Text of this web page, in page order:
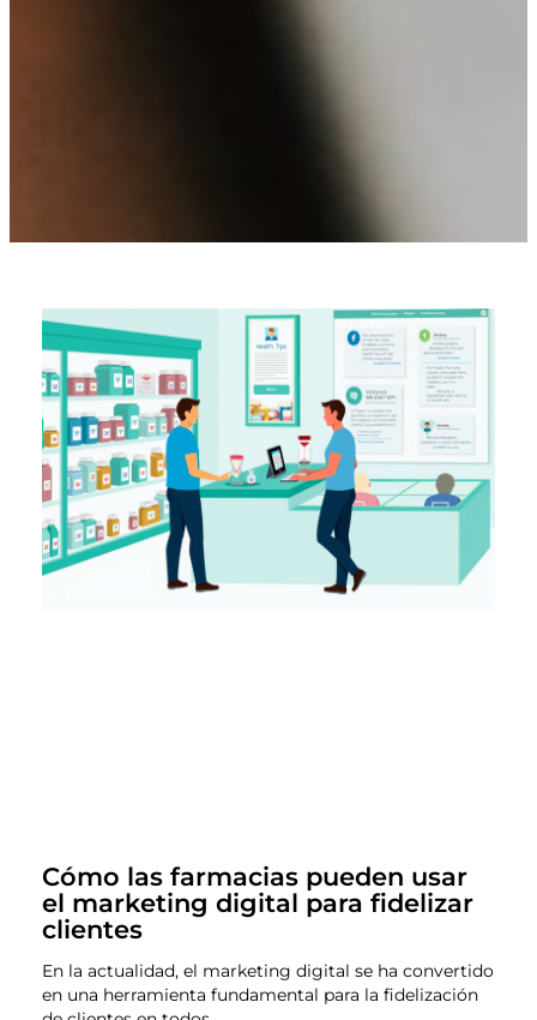
Cómo las farmacias pueden usar
el marketing digital para fidelizar
clientes
En la actualidad, el marketing digital se ha convertido
en una herramienta fundamental para la fidelización